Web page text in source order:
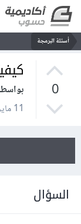
أسئلة البرمجة
0
11 مايو 2021
السؤال